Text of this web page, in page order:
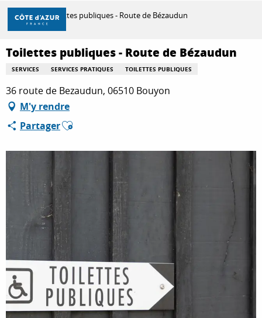
Aller
contenu
principal
DÉCOUVRIR
À FAIRE
SÉJOURNER
Accueil Toilettes publiques - Route de Bézaudun
Toilettes publiques - Route de Bézaudun
SERVICES SERVICES PRATIQUES TOILETTES PUBLIQUES
36 route de Bezaudun, 06510 Bouyon
M'y rendre
PartagerAjouter aux favoris